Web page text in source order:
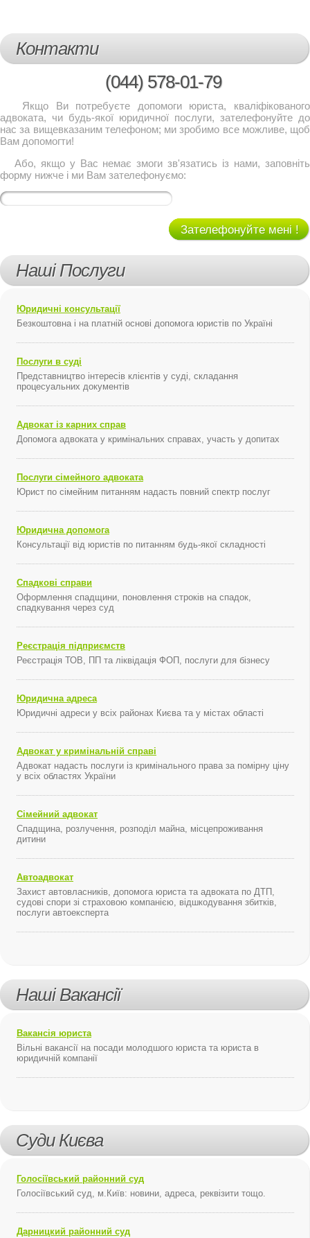
Контакти
(044) 578-01-79
Якщо Ви потребуєте допомоги юриста, кваліфікованого
адвоката, чи будь-якої юридичної послуги, зателефонуйте до
нас за вищевказаним телефоном; ми зробимо все можливе, щоб
Вам допомогти!
Або, якщо у Вас немає змоги зв'язатись із нами, заповніть
форму нижче і ми Вам зателефонуємо:
Зателефонуйте мені !
Наші Послуги
Юридичні консультації
Безкоштовна і на платній основі допомога юристів по Україні
Послуги в суді
Представництво інтересів клієнтів у суді, складання
процесуальних документів
Адвокат із карних справ
Допомога адвоката у кримінальних справах, участь у допитах
Послуги сімейного адвоката
Юрист по сімейним питанням надасть повний спектр послуг
Юридична допомога
Консультації від юристів по питанням будь-якої складності
Спадкові справи
Оформлення спадщини, поновлення строків на спадок,
спадкування через суд
Реєстрація підприємств
Реєстрація ТОВ, ПП та ліквідація ФОП, послуги для бізнесу
Юридична адреса
Юридичні адреси у всіх районах Києва та у містах області
Адвокат у кримінальній справі
Адвокат надасть послуги із кримінального права за помірну ціну
у всіх областях України
Сімейний адвокат
Спадщина, розлучення, розподіл майна, місцепроживання
дитини
Автоадвокат
Захист автовласників, допомога юриста та адвоката по ДТП,
судові спори зі страховою компанією, відшкодування збитків,
послуги автоексперта
Наші Вакансії
Вакансія юриста
Вільні вакансії на посади молодшого юриста та юриста в
юридичній компанії
Суди Києва
Голосіївський районний суд
Голосіївський суд, м.Київ: новини, адреса, реквізити тощо.
Дарницкий районний суд